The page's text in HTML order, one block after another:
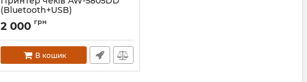
(Bluetooth+USB)
Артикул: 401
2 000 грн
В кошик